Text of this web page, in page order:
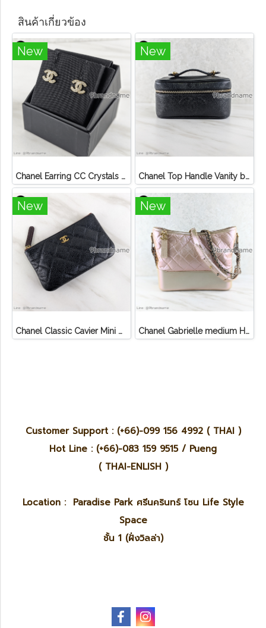
สินค้าเกี่ยวข้อง
New
Chanel Earring CC Crystals GHW
New
Chanel Top Handle Vanity bag Black Caviar
New
Chanel Classic Cavier Mini O-Casa GHW
New
Chanel Gabrielle medium Hobo Bag Light Leather
Customer Support : (+66)-099 156 4992 ( THAI )
Hot Line : (+66)-083 159 9515 / Pueng
( THAI-ENLISH )
Location : Paradise Park ศรีนครินทร์ โซน Life Style
Space
ชั้น 1 (ฝั่งวิลล่า)